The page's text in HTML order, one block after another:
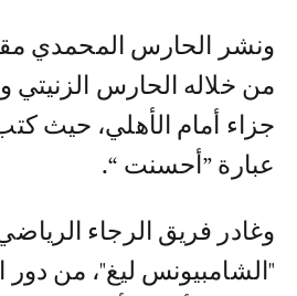
ونشر الحارس المحمدي
من خلاله الحارس
جزاء أمام الأهلي، حيث
عبارة ”أحسنت “.
وغادر فريق الرجاء
"الشامبيونس ليغ"، من دور